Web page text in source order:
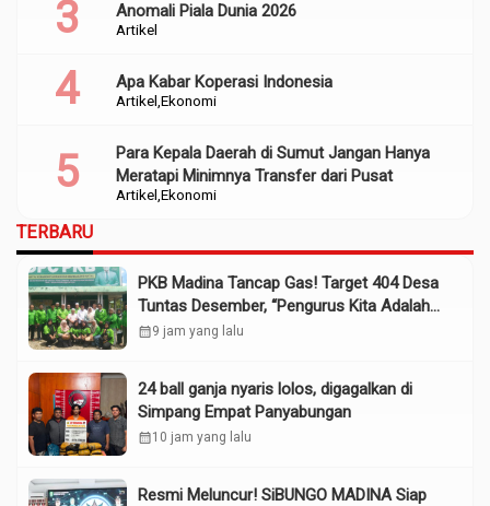
Artikel
Anomali Piala Dunia 2026
Artikel Ekonomi
Apa Kabar Koperasi Indonesia
Artikel Ekonomi
Para Kepala Daerah di Sumut Jangan Hanya
Meratapi Minimnya Transfer dari Pusat
TERBARU
PKB Madina Tancap Gas! Target 404 Desa
Tuntas Desember, “Pengurus Kita Adalah
Tokoh”
calendar_month9 jam yang lalu
24 ball ganja nyaris lolos, digagalkan di
Simpang Empat Panyabungan
calendar_month10 jam yang lalu
Resmi Meluncur! SiBUNGO MADINA Siap